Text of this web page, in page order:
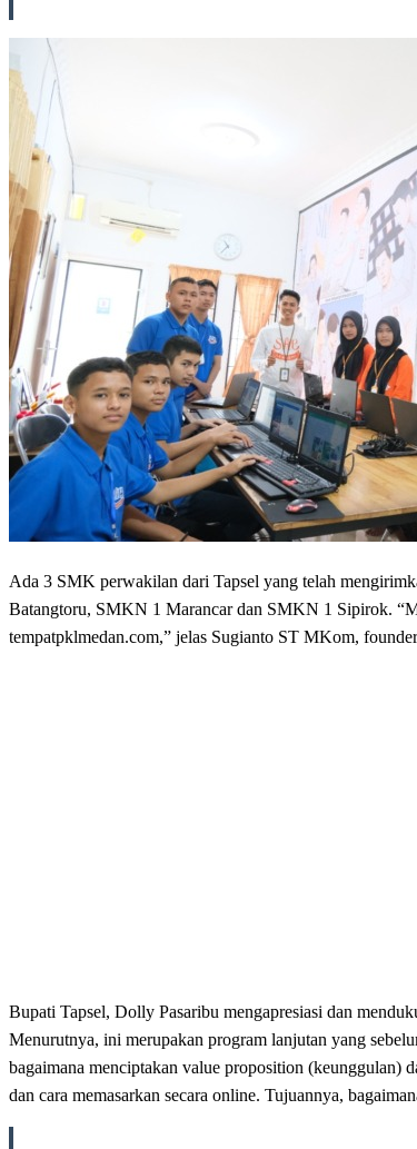
Ada 3 SMK perwakilan dari Tapsel yang telah
Batangtoru, SMKN 1 Marancar dan SMKN 1 Sipirok.
tempatpklmedan.com,” jelas Sugianto ST MKom,
Bupati Tapsel, Dolly Pasaribu mengapresiasi dan
Menurutnya, ini merupakan program lanjutan yang
bagaimana menciptakan value proposition (keunggulan)
dan cara memasarkan secara online. Tujuannya,